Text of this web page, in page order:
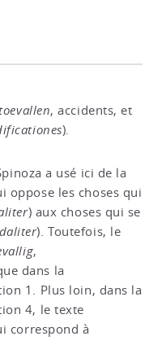
, accidents, et
).
a usé ici de la
oppose les choses qui
) aux choses qui se
). Toutefois, le
,
dans la
1. Plus loin, dans la
4, le texte
correspond à